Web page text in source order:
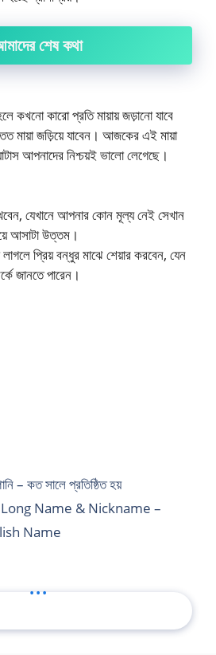
শেষ কথা
কখনো কারো প্রতি মায়ায় জড়ানো যাবে
মায়া জড়িয়ে যাবেন। আজকের এই মায়া
আপনাদের নিশ্চয়ই ভালো লেগেছে।
যেখানে আপনার কোন মূল্য নেই সেখান
আসাটা উত্তম।
প্রিয় বন্ধুর মাঝে শেয়ার করবেন, যেন
জানতে পারেন।
– কত সালে প্রতিষ্ঠিত হয়
Long Name & Nickname –
Name
...